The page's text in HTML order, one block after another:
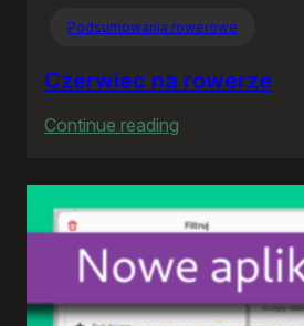
Podsumowania rowerowe
Czerwiec na rowerze
Continue reading
na
rowerze